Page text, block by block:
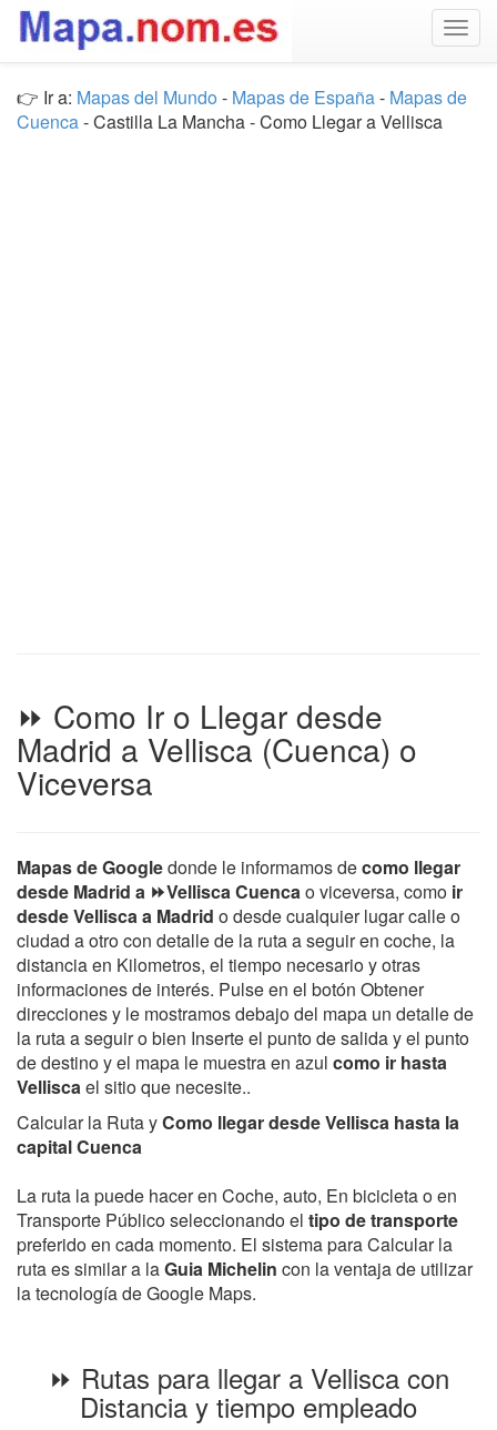
👉 Ir a: Mapas del Mundo - Mapas de España- Mapas de
Cuenca- Castilla La Mancha - Como Llegar a Vellisca
⏩ Como Ir o Llegar desde
Madrid a Vellisca (Cuenca) o
Viceversa
Mapas de Googledonde le informamos decomo llegar
desde Madrid a ⏩Vellisca Cuencao viceversa, como ir
desde Vellisca a Madrid o desde cualquier lugar calle o
ciudad a otro con detalle de la ruta a seguir en coche, la
distancia en Kilometros, el tiempo necesario y otras
informaciones de interés. Pulse en el botón Obtener
direcciones y le mostramos debajo del mapa un detalle de
la ruta a seguir o bien Inserte el punto de salida y el punto
de destino y el mapa le muestra en azul como ir hasta
Velliscael sitio que necesite..
Calcular la Ruta yComo llegar desde Vellisca hasta la
capital Cuenca
La ruta la puede hacer en Coche, auto, En bicicleta o en
Transporte Público seleccionando el tipo de transporte
preferido en cada momento. El sistema para Calcular la
ruta es similar a laGuia Michelin con la ventaja de utilizar
la tecnología de Google Maps.
⏩ Rutas para llegar a Vellisca con
Distancia y tiempo empleado